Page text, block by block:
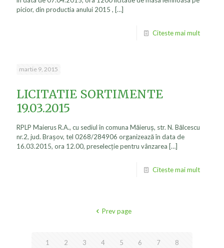
picior, din productia anului 2015 , […]
Citeste mai mult
martie 9, 2015
LICITATIE SORTIMENTE
19.03.2015
RPLP Maierus R.A., cu sediul în comuna Măieruş, str. N. Bălcescu
nr.2, jud. Braşov, tel 0268/284906 organizează în data de
16.03.2015, ora 12.00, preselecţie pentru vânzarea […]
Citeste mai mult
Prev page
1 2 3 4 5 6 7 8